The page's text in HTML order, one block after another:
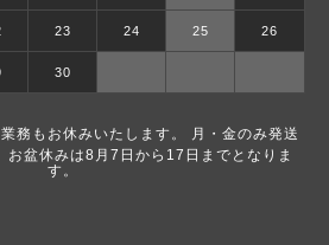
23 24 25 26
30
務もお休みいたします。 月・金のみ発送
お盆休みは8月7日から17日までとなりま
す。